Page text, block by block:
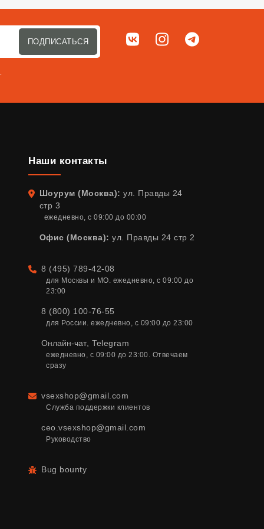
ПОДПИСАТЬСЯ Мы в соц. сетях
ВКонтактеInstagramTelegram
Наши контакты
Адрес
Шоурум (Москва): ул. Правды 24
стр 3
ежедневно, с 09:00 до 00:00
Офис (Москва): ул. Правды 24 стр 2
Телефон
8 (495) 789-42-08
для Москвы и МО. ежедневно, с 09:00 до
23:00
8 (800) 100-76-55
для России. ежедневно, с 09:00 до 23:00
Онлайн-чат,Telegram
ежедневно, с 09:00 до 23:00. Отвечаем
сразу
Email
vsexshop@gmail.com
Служба поддержки клиентов
ceo.vsexshop@gmail.com
Руководство
Bug bounty